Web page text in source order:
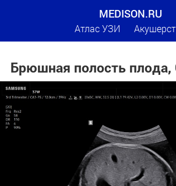
MEDISON.RU
Атлас УЗИ
Брюшная полость плода,